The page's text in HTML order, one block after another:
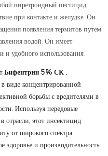
пиретроидный пестицид,
при контакте и желудке. Он
появления термитов путем
водой. Он имеет
и удобного использования.
Бифентрин 5% СК ,
виде концентрированной
борьбы с вредителями в
Используя передовые
отрасли, этот инсектицид
от широкого спектра
здоровье и производительность